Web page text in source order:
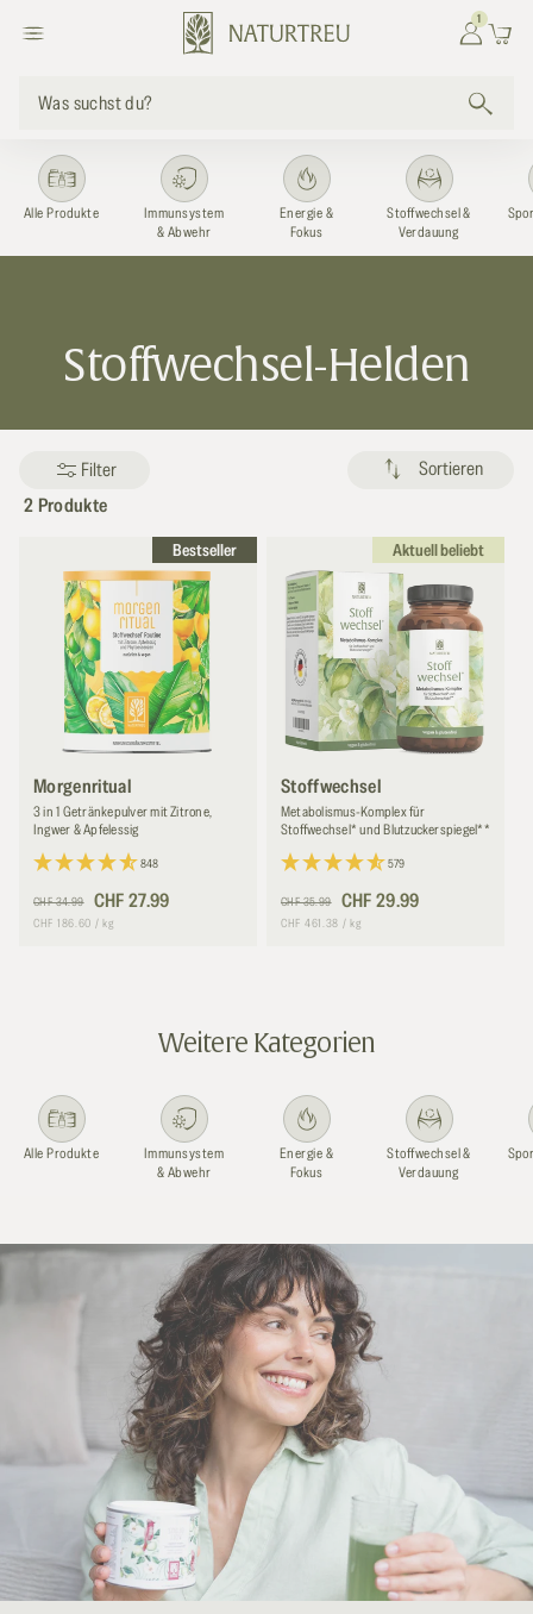
1
Einloggen
Was suchst du?
Alle Produkte
Immunsystem
& Abwehr
Energie &
Fokus
Stoffwechsel &
Verdauung
K
t
e
o
r
i
e
:
Stoffwechsel-Helden
Filter
Sortieren
2 Produkte
Bestseller
Morgenritual
3 in 1 Getränkepulver mit Zitrone,
Ingwer & Apfelessig
848
Normaler
Preis
CHF 34.99
VerkaufspreisCHF 27.99
Grundpreis
CHF 186.60 / pro
kg
Aktuell beliebt
Stoffwechsel
Metabolismus-Komplex für
Stoffwechsel* und Blutzuckerspiegel**
579
Normaler
Preis
CHF 35.99
VerkaufspreisCHF 29.99
Grundpreis
CHF 461.38 / pro
kg
Weitere Kategorien
Alle Produkte
Immunsystem
& Abwehr
Energie &
Fokus
Stoffwechsel &
Verdauung